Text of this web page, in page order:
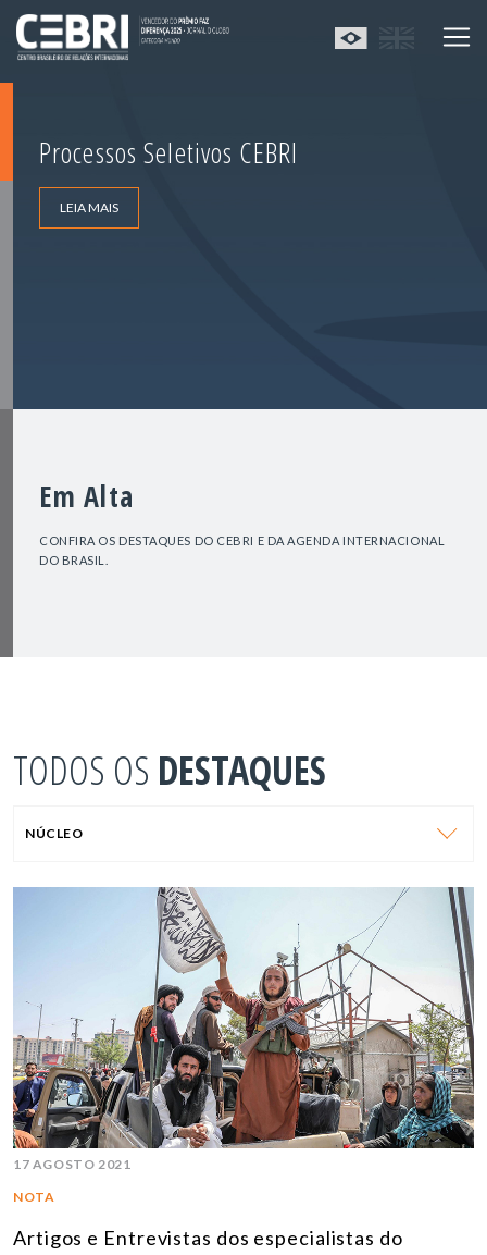
Processos Seletivos CEBRI
LEIA MAIS
Em Alta
CONFIRA OS DESTAQUES DO CEBRI E DA AGENDA INTERNACIONAL
DO BRASIL.
TODOS OS DESTAQUES
NÚCLEO
17 AGOSTO 2021
NOTA
Artigos e Entrevistas dos especialistas do